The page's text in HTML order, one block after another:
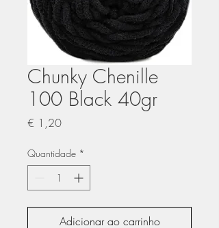
Chunky Chenille
100 Black 40gr
€ 1,20Preço
Quantidade *
Adicionar ao carrinho